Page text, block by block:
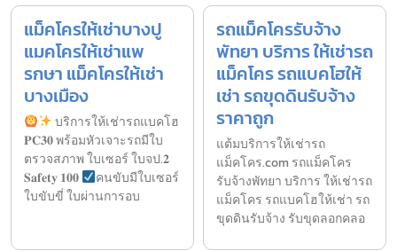
แม็คโครให้เช่าบางปู
แมคโครให้เช่าแพ
รกษา แม็คโครให้เช่า
บางเมือง
บริการให้เช่ารถแบคโฮ
𝐏𝐂𝟑𝟎 พร้อมหัวเจาะรถมีใบ
ตรวจสภาพ ใบเซอร์ ใบจป.𝟐
𝐒𝐚𝐟𝐞𝐭𝐲 𝟏𝟎𝟎
คนขับมีใบเซอร์
ใบขับขี่ ใบผ่านการอบ
รถแม็คโครรับจ้าง
พัทยา บริการ ให้เช่ารถ
แม็คโคร รถแบคโฮให้
เช่า รถขุดดินรับจ้าง
ราคาถูก
แต้มบริการให้เช่ารถ
แม็คโคร.com รถแม็คโคร
รับจ้างพัทยา บริการ ให้เช่ารถ
แม็คโคร รถแบคโฮให้เช่า รถ
ขุดดินรับจ้าง รับขุดลอกคลอ